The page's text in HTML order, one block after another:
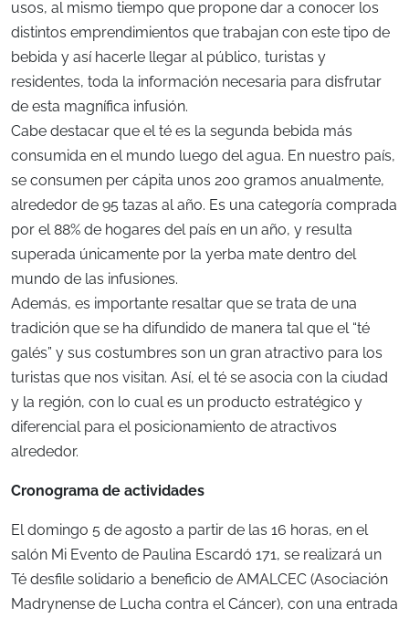
usos, al mismo tiempo que propone dar a conocer los
distintos emprendimientos que trabajan con este tipo de
bebida y así hacerle llegar al público, turistas y
residentes, toda la información necesaria para disfrutar
de esta magnífica infusión.
Cabe destacar que el té es la segunda bebida más
consumida en el mundo luego del agua. En nuestro país,
se consumen per cápita unos 200 gramos anualmente,
alrededor de 95 tazas al año. Es una categoría comprada
por el 88% de hogares del país en un año, y resulta
superada únicamente por la yerba mate dentro del
mundo de las infusiones.
Además, es importante resaltar que se trata de una
tradición que se ha difundido de manera tal que el “té
galés” y sus costumbres son un gran atractivo para los
turistas que nos visitan. Así, el té se asocia con la ciudad
y la región, con lo cual es un producto estratégico y
diferencial para el posicionamiento de atractivos
alrededor.
Cronograma de actividades
El domingo 5 de agosto a partir de las 16 horas, en el
salón Mi Evento de Paulina Escardó 171, se realizará un
Té desfile solidario a beneficio de AMALCEC (Asociación
Madrynense de Lucha contra el Cáncer), con una entrada